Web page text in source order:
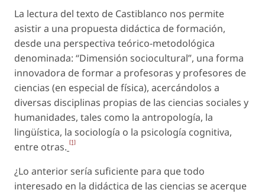
La lectura del texto de Castiblanco nos permite
asistir a una propuesta didáctica de formación,
desde una perspectiva teórico-metodológica
denominada: “Dimensión sociocultural”, una forma
innovadora de formar a profesoras y profesores de
ciencias (en especial de física), acercándolos a
diversas disciplinas propias de las ciencias sociales y
humanidades, tales como la antropología, la
lingüística, la sociología o la psicología cognitiva,
entre otras. [1]
¿Lo anterior sería suficiente para que todo
interesado en la didáctica de las ciencias se acerque